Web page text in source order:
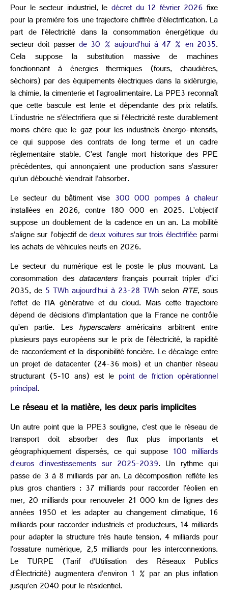
Pour le secteur industriel, le décret du 12 février 2026 fixe
pour la première fois une trajectoire chiffrée d’électrification. La
part de l’électricité dans la consommation énergétique du
secteur doit passerde 30 % aujourd’hui à 47 % en 2035.
Cela suppose la substitution massive de machines
fonctionnant à énergies thermiques (fours, chaudières,
séchoirs) par des équipements électriques dans la sidérurgie,
la chimie, la cimenterie et l’agroalimentaire. La PPE3 reconnaît
que cette bascule est lente et dépendante des prix relatifs.
L’industrie ne s’électrifiera que si l’électricité reste durablement
moins chère que le gaz pour les industriels énergo-intensifs,
ce qui suppose des contrats de long terme et un cadre
réglementaire stable. C’est l’angle mort historique des PPE
précédentes, qui annonçaient une production sans s’assurer
qu’un débouché viendrait l’absorber.
Le secteur du bâtiment vise 300 000 pompes à chaleur
installées en 2026, contre 180 000 en 2025. L’objectif
suppose un doublement de la cadence en un an. La mobilité
s’aligne sur l’objectif dedeux voitures sur trois électrifiéeparmi
les achats de véhicules neufs en 2026.
Le secteur du numérique est le poste le plus mouvant. La
consommation des datacentersfrançais pourrait tripler d’ici
2035, de 5 TWh aujourd’hui à 23-28 TWhselon RTE, sous
l’effet de l’IA générative et du cloud. Mais cette trajectoire
dépend de décisions d’implantation que la France ne contrôle
qu’en partie. Les hyperscalersaméricains arbitrent entre
plusieurs pays européens sur le prix de l’électricité, la rapidité
de raccordement et la disponibilité foncière. Le décalage entre
un projet de datacenter (24-36 mois) et un chantier réseau
structurant (5-10 ans) est le point de friction opérationnel
principal.
Le réseau et la matière, les deux paris implicites
Un autre point que la PPE3 souligne, c’est que le réseau de
transport doit absorber des flux plus importants et
géographiquement dispersés, ce qui suppose 100 milliards
d’euros d’investissements sur 2025-2039. Un rythme qui
passe de 3 à 8 milliards par an. La décomposition reflète les
plus gros chantiers : 37 milliards pour raccorder l’éolien en
mer, 20 milliards pour renouveler 21 000 km de lignes des
années 1950 et les adapter au changement climatique, 16
milliards pour raccorder industriels et producteurs, 14 milliards
pour adapter la structure très haute tension, 4 milliards pour
l’ossature numérique, 2,5 milliards pour les interconnexions.
Le TURPE (Tarif d’Utilisation des Réseaux Publics
d’Électricité) augmentera d’environ 1 % par an plus inflation
jusqu’en 2040 pour le résidentiel.